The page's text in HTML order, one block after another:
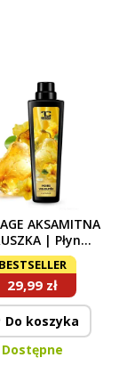
AKSAMITNA
| Płyn
| 750 ml
BESTSELLER
29,99 zł
Do koszyka
Dostępne